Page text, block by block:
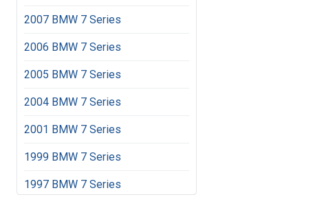
2007 BMW 7 Series
2006 BMW 7 Series
2005 BMW 7 Series
2004 BMW 7 Series
2001 BMW 7 Series
1999 BMW 7 Series
1997 BMW 7 Series